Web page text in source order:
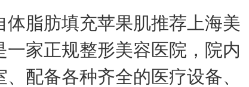
脂肪填充苹果肌推荐上海美
一家正规整形美容医院，院内
配备各种齐全的医疗设备、